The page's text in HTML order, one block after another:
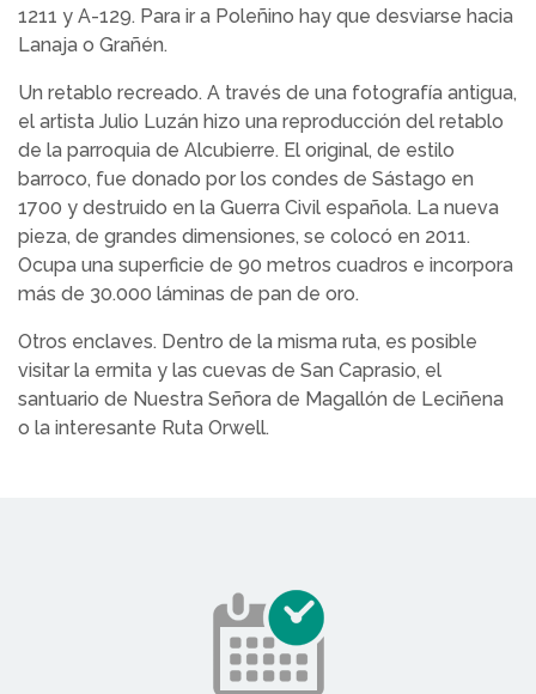
1211 y A-129. Para ir a Poleñino hay que desviarse hacia
Lanaja o Grañén.
Un retablo recreado. A través de una fotografía antigua,
el artista Julio Luzán hizo una reproducción del retablo
de la parroquia de Alcubierre. El original, de estilo
barroco, fue donado por los condes de Sástago en
1700 y destruido en la Guerra Civil española. La nueva
pieza, de grandes dimensiones, se colocó en 2011.
Ocupa una superficie de 90 metros cuadros e incorpora
más de 30.000 láminas de pan de oro.
Otros enclaves. Dentro de la misma ruta, es posible
visitar la ermita y las cuevas de San Caprasio, el
santuario de Nuestra Señora de Magallón de Leciñena
o la interesante Ruta Orwell.